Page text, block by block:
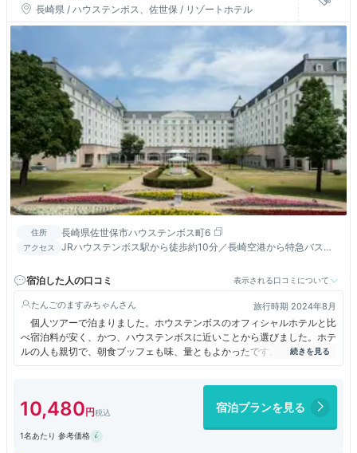
長崎県 / ハウステンボス、佐世保 / リゾートホテル
住所 長崎県佐世保市ハウステンボス町6
アクセス
JRハウステンボス駅から徒歩約10分／長崎空港から特急バスで
分
宿泊した人の口コミ 表示される口コミについて
たんごのますみちゃん 旅行時期 2024年8月
個人ツアーで泊まりました。ホウステンボスのオフィシャルホテルと比
べ宿泊料が安く、かつ、ハウステンボスに近いことから選びました。ホテ
ルの人も親切で、朝食ブッフェも味、量ともよかったです。さらに大浴場
もあり、ハウステンボスでの疲れも、とることができました。
10,480 宿泊プランを見る
1名あたり 参考価格